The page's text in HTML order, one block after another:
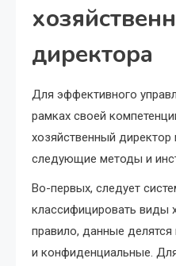
директора
Для эффективного
рамках своей
хозяйственный
следующие методы и
Во-первых, следует
классифицировать виды
правило, данные делятся
и конфиденциальные.